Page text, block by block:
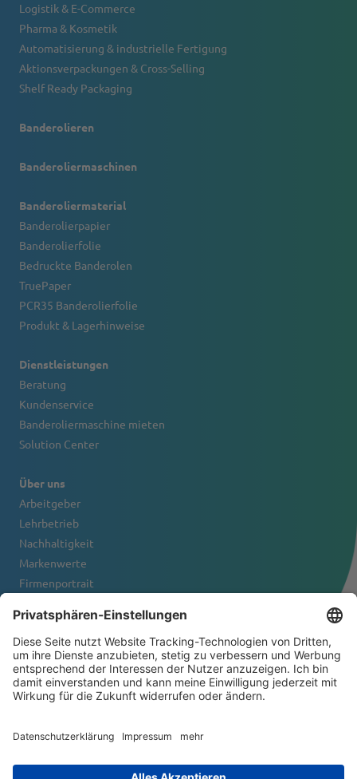
Logistik & E-Commerce
Pharma & Kosmetik
Automatisierung & industrielle Fertigung
Aktionsverpackungen & Cross-Selling
Shelf Ready Packaging
Banderolieren
Banderoliermaschinen
Banderoliermaterial
Banderolierpapier
Banderolierfolie
Bedruckte Banderolen
TruePaper
PCR35 Banderolierfolie
Produkt & Lagerhinweise
Dienstleistungen
Beratung
Kundenservice
Banderoliermaschine mieten
Solution Center
Über uns
Arbeitgeber
Lehrbetrieb
Nachhaltigkeit
Markenwerte
Firmenportrait
Kontakt
NEWSLETTER
Allgemeine Geschäftsbedingungen